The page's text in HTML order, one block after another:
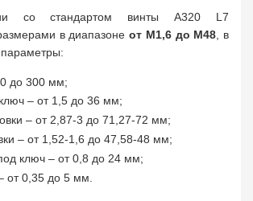
со стандартом винты A320 L7
в диапазоне от М1,6 до М48 , в
до 300 мм;
– от 1,5 до 36 мм;
– от 2,87-3 до 71,27-72 мм;
– от 1,52-1,6 до 47,58-48 мм;
ключ – от 0,8 до 24 мм;
от 0,35 до 5 мм.